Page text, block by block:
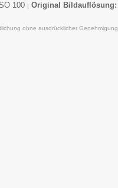
100 | Original Bildauflösung:
ohne ausdrücklicher Genehmigung.